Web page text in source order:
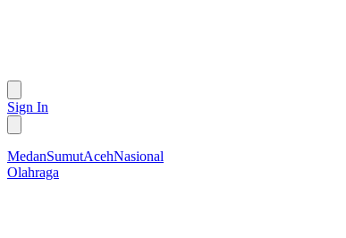
Sign In
MedanSumutAcehNasional
Olahraga